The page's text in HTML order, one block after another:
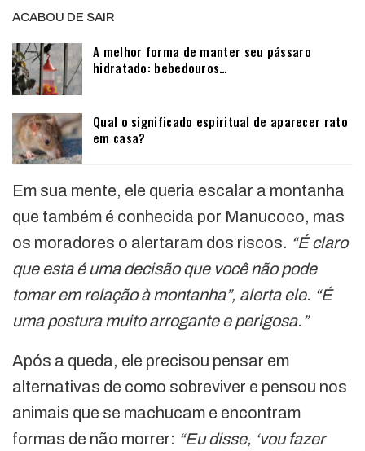
ACABOU DE SAIR
A melhor forma de manter seu pássaro
hidratado: bebedouros…
Qual o significado espiritual de aparecer rato
em casa?
Em sua mente, ele queria escalar a montanha
que também é conhecida por Manucoco, mas
os moradores o alertaram dos riscos. “É claro
que esta é uma decisão que você não pode
tomar em relação à montanha”, alerta ele. “É
uma postura muito arrogante e perigosa.”
Após a queda, ele precisou pensar em
alternativas de como sobreviver e pensou nos
animais que se machucam e encontram
formas de não morrer: “Eu disse, ‘vou fazer